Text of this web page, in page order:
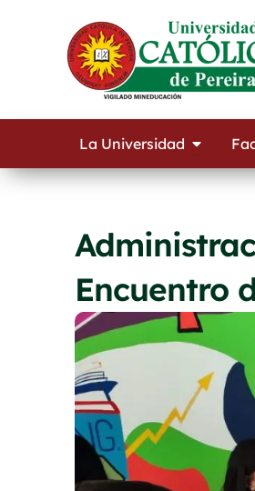
La Universidad Open La
Encuentro